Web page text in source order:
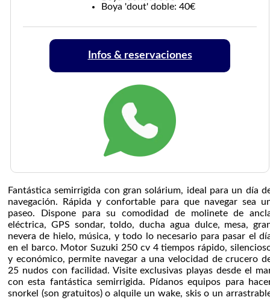
Boya 'dout' doble: 40€
Infos & reservaciones
Fantástica semirrigida con gran solárium, ideal para un día
navegación. Rápida y confortable para que navegar sea
paseo. Dispone para su comodidad de molinete de
eléctrica, GPS sondar, toldo, ducha agua dulce, mesa,
nevera de hielo, música, y todo lo necesario para pasar el
en el barco. Motor Suzuki 250 cv 4 tiempos rápido,
y económico, permite navegar a una velocidad de crucero
25 nudos con facilidad. Visite exclusivas playas desde el
con esta fantástica semirrigida. Pídanos equipos para
snorkel (son gratuitos) o alquile un wake, skis o un